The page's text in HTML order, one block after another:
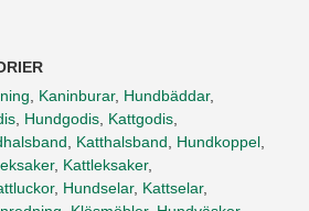
, Kaninburar, Hundbäddar,
, Hundgodis, Kattgodis,
, Katthalsband, Hundkoppel,
, Kattleksaker,
, Hundselar, Kattselar,